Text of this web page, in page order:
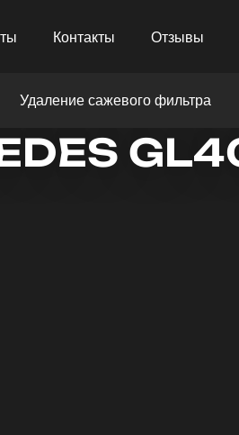
Контакты Отзывы
Удаление сажевого фильтра